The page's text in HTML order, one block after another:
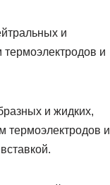
и
и
и жидких,
термоэлектродов и